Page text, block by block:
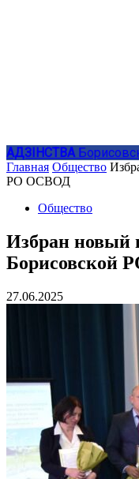
АДЗIНСТВА
Главная Общество
РО ОСВОД
Общество
Избран новый
Борисовской
27.06.2025